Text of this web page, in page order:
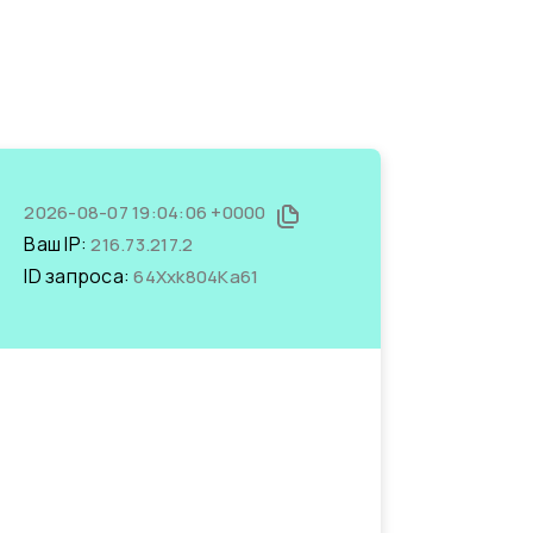
2026-08-07 19:04:06 +0000
Ваш IP:216.73.217.2
ID запроса:64Xxk804Ka61